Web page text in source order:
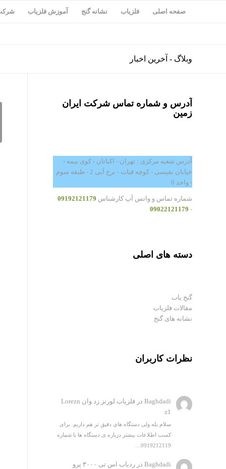
صفحه اصلی فلزیاب نشانه گنج آموزش فلزیاب
وبلاگ - آخرین اخبار
آدرس و شماره تماس شرکت ایران
زمین
آدرس شعبه مرکزی : تهران - اکباتان - کوی بیمه -
خیابان نفیسی - کوچه فیات - برج آبی 2 - طبقه سوم
- واحد 6
شماره تماس و واتس آپ کارشناس 09192121179
-
09022121179
دسته های اصلی
گنج یاب
مقالات فلزیاب
نشانه های گنج
نظرات کاربران
Baghdadi در
فلزیاب لورنز زد وان Lorezn
z1
سلام بله ولی دستگاه های دقیق تر هم داریم. برای
کسب اطلاعات بیشتر درباره ی دستگاه ها با شماره
0919212119…
Baghdadi درردیاب اس تی ۳۰۰۰ پرو